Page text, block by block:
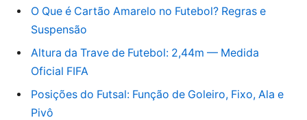
O Que é Cartão Amarelo no Futebol? Regras e
Suspensão
Altura da Trave de Futebol: 2,44m — Medida
Oficial FIFA
Posições do Futsal: Função de Goleiro, Fixo, Ala e
Pivô